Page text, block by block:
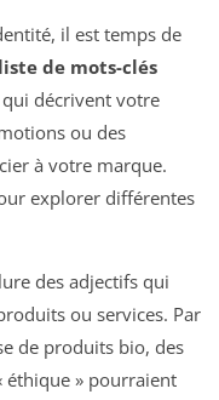
il est temps de
de mots-clés
qui décrivent votre
ou des
à votre marque.
explorer différentes
des adjectifs qui
ou services. Par
de produits bio, des
éthique » pourraient